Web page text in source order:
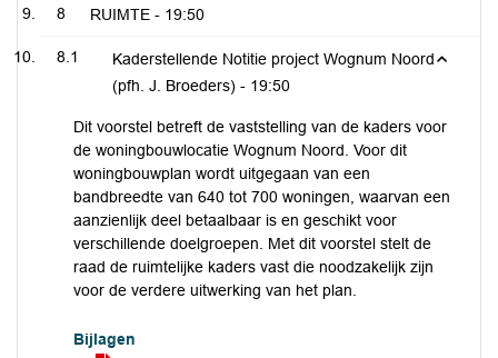
8 RUIMTE - 19:50
8.1
Kaderstellende Notitie project Wognum Noord
(pfh. J. Broeders) - 19:50
Dit voorstel betreft de vaststelling van de kaders voor
de woningbouwlocatie Wognum Noord. Voor dit
woningbouwplan wordt uitgegaan van een
bandbreedte van 640 tot 700 woningen, waarvan een
aanzienlijk deel betaalbaar is en geschikt voor
verschillende doelgroepen. Met dit voorstel stelt de
raad de ruimtelijke kaders vast die noodzakelijk zijn
voor de verdere uitwerking van het plan.
Bijlagen